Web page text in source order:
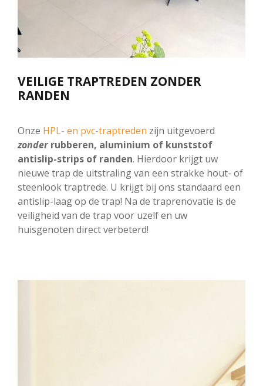
VEILIGE TRAPTREDEN ZONDER
RANDEN
Onze HPL- en pvc-traptreden zijn uitgevoerd
zonderrubberen, aluminium of kunststof
antislip-strips of randen. Hierdoor krijgt uw
nieuwe trap de uitstraling van een strakke hout- of
steenlook traptrede. U krijgt bij ons standaard een
antislip-laag op de trap! Na de traprenovatie is de
veiligheid van de trap voor uzelf en uw
huisgenoten direct verbeterd!